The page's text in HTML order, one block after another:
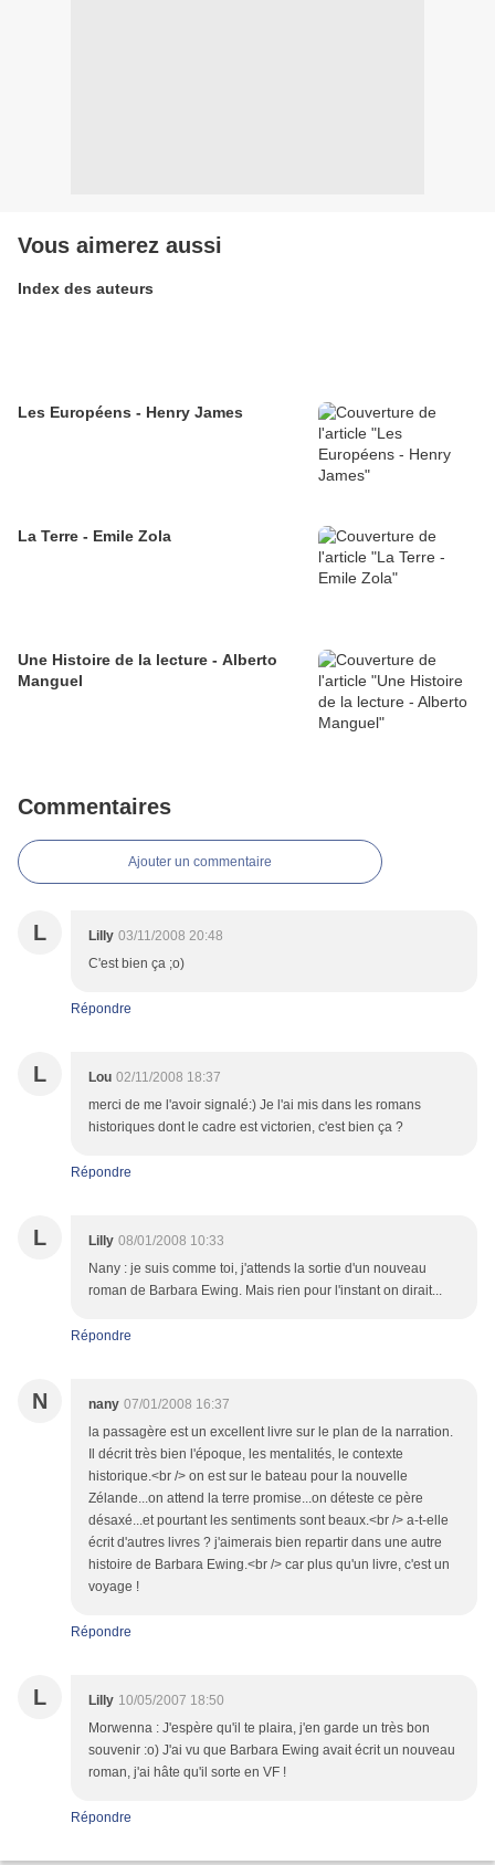
Vous aimerez aussi
Index des auteurs
Les Européens - Henry James
La Terre - Emile Zola
Une Histoire de la lecture - Alberto
Manguel
Commentaires
Ajouter un commentaire
L Lilly 03/11/2008 20:48
C'est bien ça ;o)
Répondre
L Lou 02/11/2008 18:37
merci de me l'avoir signalé:) Je l'ai mis dans les romans
historiques dont le cadre est victorien, c'est bien ça ?
Répondre
L Lilly 08/01/2008 10:33
Nany : je suis comme toi, j'attends la sortie d'un nouveau
roman de Barbara Ewing. Mais rien pour l'instant on dirait...
Répondre
N nany 07/01/2008 16:37
la passagère est un excellent livre sur le plan de la narration.
Il décrit très bien l'époque, les mentalités, le contexte
historique.<br /> on est sur le bateau pour la nouvelle
Zélande...on attend la terre promise...on déteste ce père
désaxé...et pourtant les sentiments sont beaux.<br /> a-t-elle
écrit d'autres livres ? j'aimerais bien repartir dans une autre
histoire de Barbara Ewing.<br /> car plus qu'un livre, c'est un
voyage !
Répondre
L Lilly 10/05/2007 18:50
Morwenna : J'espère qu'il te plaira, j'en garde un très bon
souvenir :o) J'ai vu que Barbara Ewing avait écrit un nouveau
roman, j'ai hâte qu'il sorte en VF !
Répondre